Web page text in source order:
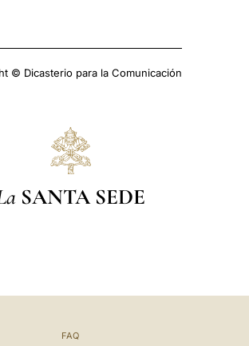
© Dicasterio para la Comunicación
SANTA SEDE
FAQ